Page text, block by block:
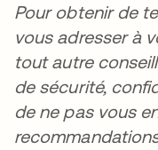
Pour obtenir de
vous adresser à
tout autre
de sécurité,
de ne pas vous